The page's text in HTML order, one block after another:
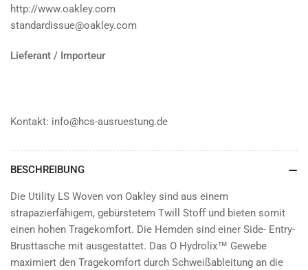
http://www.oakley.com
standardissue@oakley.com
Lieferant / Importeur
Kontakt: info@hcs-ausruestung.de
BESCHREIBUNG
Die Utility LS Woven von Oakley sind aus einem
strapazierfähigem, gebürstetem Twill Stoff und bieten somit
einen hohen Tragekomfort. Die Hemden sind einer Side- Entry-
Brusttasche mit ausgestattet. Das O Hydrolix™ Gewebe
maximiert den Tragekomfort durch Schweißableitung an die